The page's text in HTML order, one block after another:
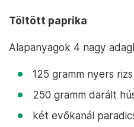
Töltött paprika
Alapanyagok 4 nagy
125 gramm nyers
250 gramm darált
két evőkanál